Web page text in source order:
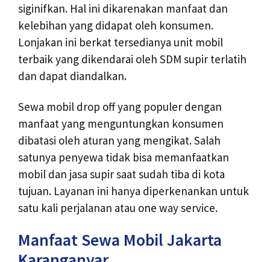
siginifkan. Hal ini dikarenakan manfaat dan
kelebihan yang didapat oleh konsumen.
Lonjakan ini berkat tersedianya unit mobil
terbaik yang dikendarai oleh SDM supir terlatih
dan dapat diandalkan.
Sewa mobil drop off yang populer dengan
manfaat yang menguntungkan konsumen
dibatasi oleh aturan yang mengikat. Salah
satunya penyewa tidak bisa memanfaatkan
mobil dan jasa supir saat sudah tiba di kota
tujuan. Layanan ini hanya diperkenankan untuk
satu kali perjalanan atau one way service.
Manfaat Sewa Mobil Jakarta